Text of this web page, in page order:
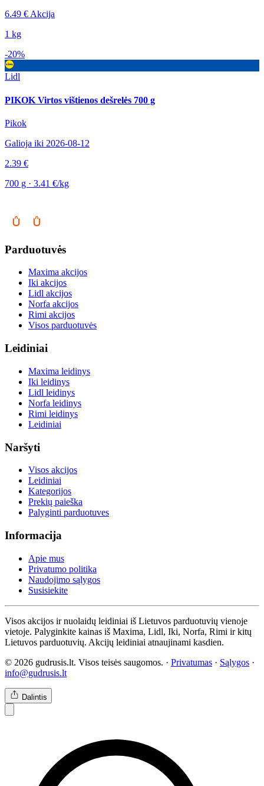
6.49 € Akcija
1 kg
-20%
Lidl
PIKOK Virtos vištienos dešrelės 700 g
Pikok
Galioja iki 2026-08-12
2.39 €
700 g · 3.41 €/kg
Parduotuvės
Maxima akcijos
Iki akcijos
Lidl akcijos
Norfa akcijos
Rimi akcijos
Visos parduotuvės
Leidiniai
Maxima leidinys
Iki leidinys
Lidl leidinys
Norfa leidinys
Rimi leidinys
Leidiniai
Naršyti
Visos akcijos
Leidiniai
Kategorijos
Prekių paieška
Palyginti parduotuves
Informacija
Apie mus
Privatumo politika
Naudojimo sąlygos
Susisiekite
Visos akcijos ir nuolaidų leidiniai iš Lietuvos parduotuvių vienoje
vietoje. Palyginkite kainas iš Maxima, Lidl, Iki, Norfa, Rimi ir kitų
Lietuvos parduotuvių. Akcijų leidiniai atnaujinami kasdien.
© 2026 gudrusis.lt. Visos teisės saugomos. · Privatumas · Sąlygos ·
info@gudrusis.lt
Dalintis